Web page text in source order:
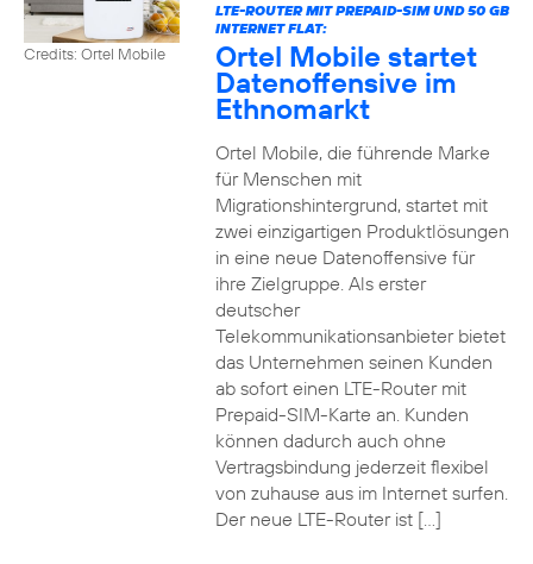
Credits: Ortel Mobile
LTE-ROUTER MIT PREPAID-SIM UND 50 GB
INTERNET FLAT:
Ortel Mobile startet
Datenoffensive im
Ethnomarkt
Ortel Mobile, die führende Marke
für Menschen mit
Migrationshintergrund, startet mit
zwei einzigartigen Produktlösungen
in eine neue Datenoffensive für
ihre Zielgruppe. Als erster
deutscher
Telekommunikationsanbieter bietet
das Unternehmen seinen Kunden
ab sofort einen LTE-Router mit
Prepaid-SIM-Karte an. Kunden
können dadurch auch ohne
Vertragsbindung jederzeit flexibel
von zuhause aus im Internet surfen.
Der neue LTE-Router ist […]